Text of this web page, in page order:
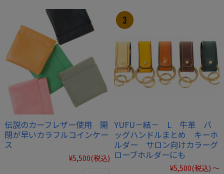
伝説のカーフレザー使用 開
閉が早いカラフルコインケー
ス
¥5,500(税込)
YUFU－結－ L 牛革 バ
ッグハンドルまとめ キーホ
ルダー サロン向けカラーグ
ローブホルダーにも
¥5,500(税込) ～